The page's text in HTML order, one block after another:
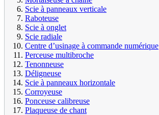
Scie à panneaux verticale
Raboteuse
Scie à onglet
Scie radiale
Centre d’usinage à commande numérique
Perceuse multibroche
Tenonneuse
Déligneuse
Scie à panneaux horizontale
Corroyeuse
Ponceuse calibreuse
Plaqueuse de chant